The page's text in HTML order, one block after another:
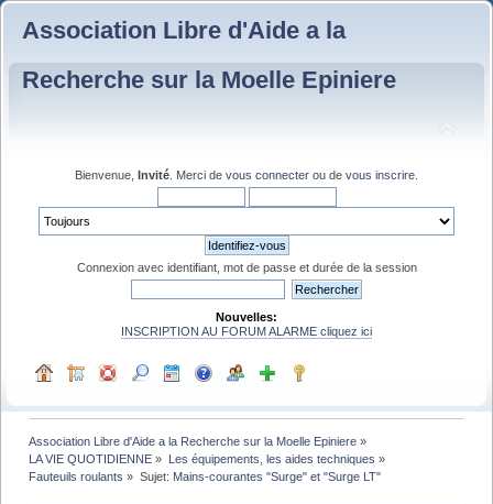
Association Libre d'Aide a la
Recherche sur la Moelle Epiniere
Bienvenue, Invité . Merci de vous connecter ou de vous inscrire
Connexion avec identifiant, mot de passe et durée de la session
Nouvelles:
INSCRIPTION AU FORUM ALARME cliquez ici
Association Libre d'Aide a la Recherche sur la Moelle Epiniere »
LA VIE QUOTIDIENNE » Les équipements, les aides techniques »
Fauteuils roulants » Sujet: Mains-courantes "Surge" et "Surge LT"